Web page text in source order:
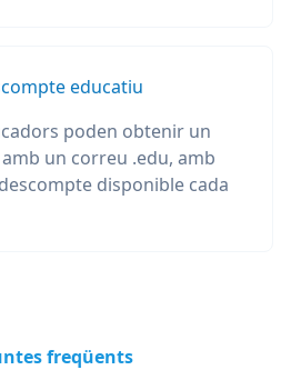
educatiu
poden obtenir un
un correu .edu, amb
disponible cada
freqüents